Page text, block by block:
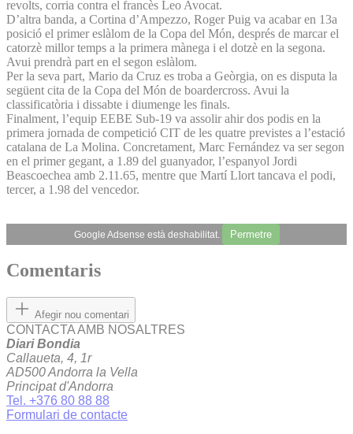
revolts, corria contra el francès Leo Avocat.
D’altra banda, a Cortina d’Ampezzo, Roger Puig va acabar en 13a
posició el primer eslàlom de la Copa del Món, després de marcar el
catorzè millor temps a la primera mànega i el dotzè en la segona.
Avui prendrà part en el segon eslàlom.
Per la seva part, Mario da Cruz es troba a Geòrgia, on es disputa la
següent cita de la Copa del Món de boardercross. Avui la
classificatòria i dissabte i diumenge les finals.
Finalment, l’equip EEBE Sub-19 va assolir ahir dos podis en la
primera jornada de competició CIT de les quatre previstes a l’estació
catalana de La Molina. Concretament, Marc Fernández va ser segon
en el primer gegant, a 1.89 del guanyador, l’espanyol Jordi
Beascoechea amb 2.11.65, mentre que Martí Llort tancava el podi,
tercer, a 1.98 del vencedor.
Google Adsense està deshabilitat. Permetre
Comentaris
Afegir nou comentari
CONTACTA AMB NOSALTRES
Diari Bondia
Callaueta, 4, 1r
AD500 Andorra la Vella
Principat d'Andorra
Tel. +376 80 88 88
Formulari de contacte